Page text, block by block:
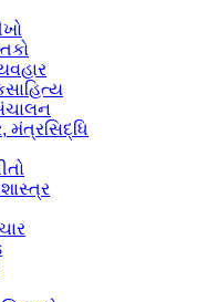
મંત્રસિદ્ધિ